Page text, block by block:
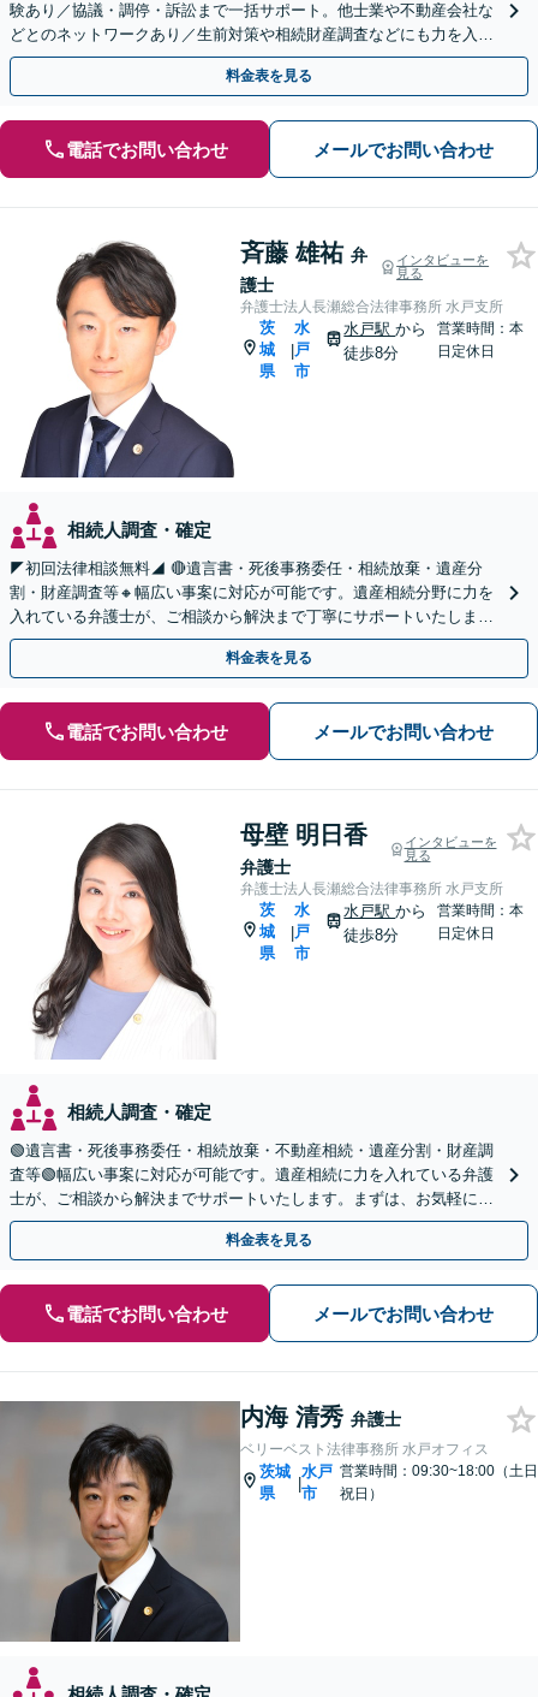
験あり／協議・調停・訴訟まで一括サポート。他士業や不動産会社な
どとのネットワークあり／生前対策や相続財産調査などにも力を入れ
ております【水戸駅15分】
料金表を見る
電話でお問い合わせ メールでお問い合わせ
斉藤 雄祐 弁
護士
インタビューを
見る
弁護士法人長瀬総合法律事務所 水戸支所
茨
城
県
|
水
戸
市
水戸駅から
徒歩8分
営業時間：本
日定休日
相続人調査・確定
◤初回法律相談無料◢ 🔴遺言書・死後事務委任・相続放棄・遺産分
割・財産調査等🔸幅広い事案に対応が可能です。遺産相続分野に力を
入れている弁護士が、ご相談から解決まで丁寧にサポートいたしま
す。まずはじっくりとお話ししてください。
料金表を見る
電話でお問い合わせ メールでお問い合わせ
母壁 明日香
弁護士
インタビューを
見る
弁護士法人長瀬総合法律事務所 水戸支所
茨
城
県
|
水
戸
市
水戸駅から
徒歩8分
営業時間：本
日定休日
相続人調査・確定
🟢遺言書・死後事務委任・相続放棄・不動産相続・遺産分割・財産調
査等🟢幅広い事案に対応が可能です。遺産相続に力を入れている弁護
士が、ご相談から解決までサポートいたします。まずは、お気軽にお
問い合わせください。◤完全予約制・初回相談料無料◢
料金表を見る
電話でお問い合わせ メールでお問い合わせ
内海 清秀 弁護士
ベリーベスト法律事務所 水戸オフィス
茨城
県
|
水戸
市
営業時間：09:30~18:00（土日
祝日）